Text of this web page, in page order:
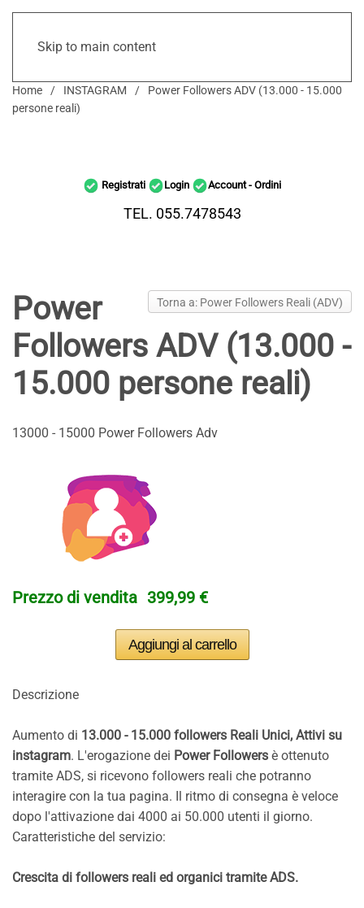
Skip to main content
Home INSTAGRAM
Power Followers ADV (13.000 - 15.000
persone reali)
Registrati Login Account - Ordini
TEL. 055.7478543
Torna a: Power Followers Reali (ADV)
Power
Followers ADV (13.000 -
15.000 persone reali)
13000 - 15000 Power Followers Adv
Prezzo di vendita 399,99 €
Descrizione
Aumento di 13.000 - 15.000 followers Reali Unici, Attivi su
instagram. L'erogazione dei Power Followers è ottenuto
tramite ADS, si ricevono followers reali che potranno
interagire con la tua pagina. Il ritmo di consegna è veloce
dopo l'attivazione dai 4000 ai 50.000 utenti il giorno.
Caratteristiche del servizio:
Crescita di followers reali ed organici tramite ADS.